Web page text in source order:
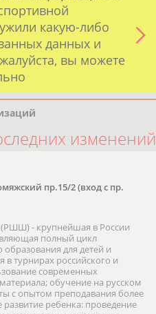
какую-либо
данных и
вы можете
изменений
пр.15/2 (вход с пр.
- крупнейшая в России
полный цикл
для детей и
в турнирах российского и
современных
обучение на русском
с опытом преподавания более
ребенка: проведение